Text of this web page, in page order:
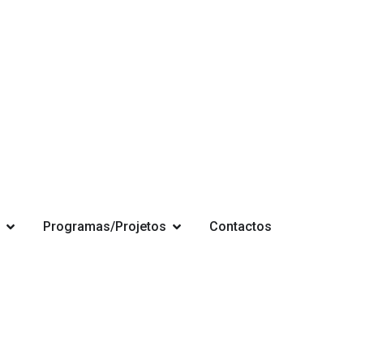
Programas/Projetos Contactos